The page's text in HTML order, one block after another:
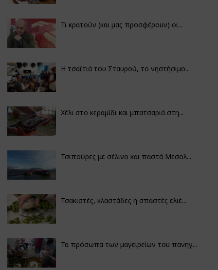
Τι κρατούν (και μας προσφέρουν) οι...
Η τσαϊτιά του Σταυρού, το νηστήσιμο...
Χέλι στο κεραμίδι και μπατσαριά στη...
Τσιπούρες με σέλινο και παστά Μεσολ...
Τσακιστές, κλαστάδες ή σπαστές ελιέ...
Τα πρόσωπα των μαγειρείων του πανηγ...